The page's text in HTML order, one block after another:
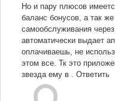
Но и пару плюсов
баланс бонусов, а так
самообслуживания
автоматически выдает
оплачиваешь, не
этом все. Тк это
звезда ему в .
Ответить